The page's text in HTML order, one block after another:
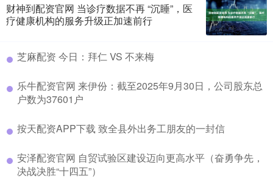
财神到配资官网 当诊疗数据不再 “沉睡”，医
疗健康机构的服务升级正加速前行
​芝麻配资 今日：拜仁 VS 不来梅
​乐牛配资官网 来伊份：截至2025年9月30日，公司股东总
户数为37601户
​按天配资APP下载 致全县外出务工朋友的一封信
​安泽配资官网 自贸试验区建设迈向更高水平（奋勇争先，
决战决胜“十四五”）